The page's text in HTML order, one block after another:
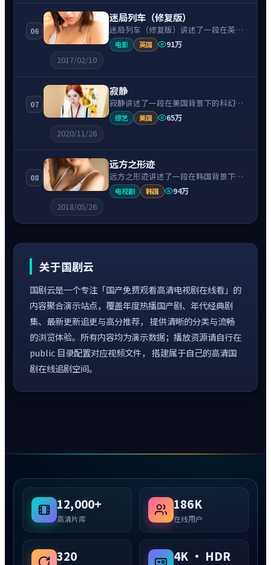
06
迷局列车（修复版）
迷局列车（修复版）讲述了一段在英国
背景下的惊悚故事，围绕凯特·温斯莱
特饰演的主角逐层展开，人物动机与命
电影 英国
91万
2017/02/10
07
寂静
寂静讲述了一段在美国背景下的科幻故
事，围绕斯嘉丽·约翰逊饰演的主角逐
层展开，人物动机与命运转折相互牵
综艺 美国
65万
2020/11/26
08
远方之形迹
远方之形迹讲述了一段在韩国背景下的
冒险故事，围绕裴秀智饰演的主角逐层
展开，人物动机与命运转折相互牵引，
电视剧 韩国
94万
2018/05/26
关于国剧云
国剧云是一个专注「国产免费观看高清电视剧在线看」的
内容聚合演示站点，覆盖年度热播国产剧、年代经典剧
集、最新更新追更与高分推荐， 提供清晰的分类与流畅
的浏览体验。所有内容均为演示数据；播放资源请自行在
public 目录配置对应视频文件， 搭建属于自己的高清国
剧在线追剧空间。
12,000+
高清片库
186K
在线用户
320 4K · HDR